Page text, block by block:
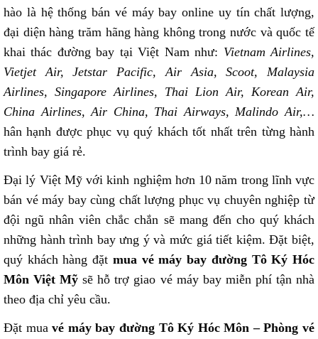
hào là hệ thống bán vé máy bay online uy tín chất lượng,
đại diện hàng trăm hãng hàng không trong nước và quốc tế
khai thác đường bay tại Việt Nam như: Vietnam Airlines,
Vietjet Air, Jetstar Pacific, Air Asia, Scoot, Malaysia
Airlines, Singapore Airlines, Thai Lion Air, Korean Air,
China Airlines, Air China, Thai Airways, Malindo Air,…
hân hạnh được phục vụ quý khách tốt nhất trên từng hành
trình bay giá rẻ.
Đại lý Việt Mỹ với kinh nghiệm hơn 10 năm trong lĩnh vực
bán vé máy bay cùng chất lượng phục vụ chuyên nghiệp từ
đội ngũ nhân viên chắc chắn sẽ mang đến cho quý khách
những hành trình bay ưng ý và mức giá tiết kiệm. Đặt biệt,
quý khách hàng đặt mua vé máy bay đường Tô Ký Hóc
Môn Việt Mỹ sẽ hỗ trợ giao vé máy bay miễn phí tận nhà
theo địa chỉ yêu cầu.
Đặt mua vé máy bay đường Tô Ký Hóc Môn – Phòng vé